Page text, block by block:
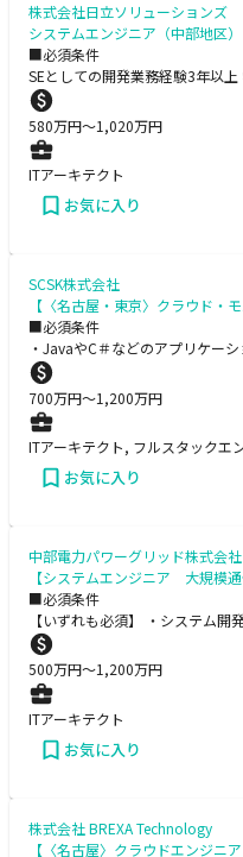
株式会社日立ソリューションズ
システムエンジニア（中部地区）
■必須条件
SEとしての開発業務経験3年以
580万円〜1,020万円
ITアーキテクト
お気に入り
SCSK株式会社
【〈名古屋・東京〉クラウド・
■必須条件
・JavaやC＃などのアプリケー
700万円〜1,200万円
ITアーキテクト, フルスタックエ
お気に入り
中部電力パワーグリッド株式会社
【システムエンジニア 大規模
■必須条件
【いずれも必須】 ・システム
500万円〜1,200万円
ITアーキテクト
お気に入り
株式会社 BREXA Technology
【〈名古屋〉クラウドエンジ